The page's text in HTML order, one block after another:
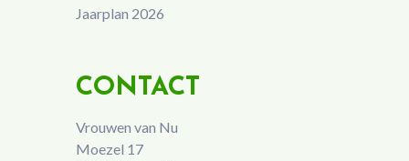
Jaarplan 2026
CONTACT
Vrouwen van Nu
Moezel 17